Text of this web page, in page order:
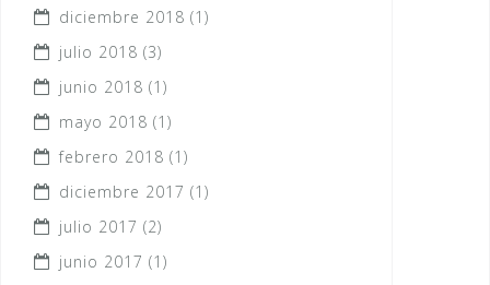
diciembre 2018 (1)
julio 2018 (3)
junio 2018 (1)
mayo 2018 (1)
febrero 2018 (1)
diciembre 2017 (1)
julio 2017 (2)
junio 2017 (1)